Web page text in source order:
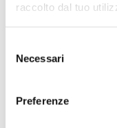
raccolto dal tuo
delNecessari
Preferenze